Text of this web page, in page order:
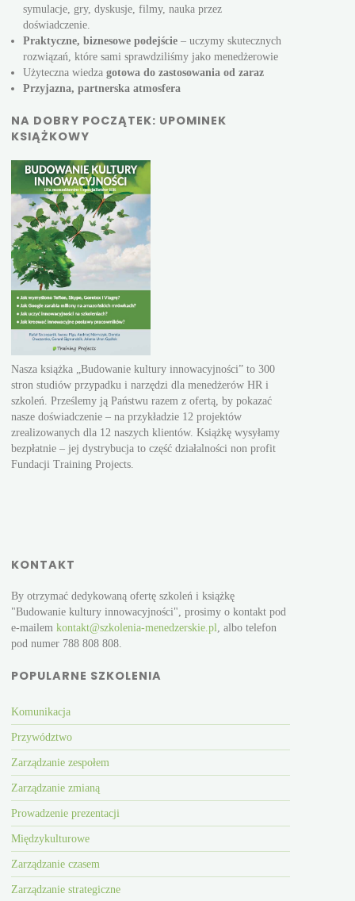
symulacje, gry, dyskusje, filmy, nauka przez
doświadczenie.
Praktyczne, biznesowe podejście – uczymy skutecznych
rozwiązań, które sami sprawdziliśmy jako menedżerowie
Użyteczna wiedzagotowa do zastosowania od zaraz
Przyjazna, partnerska atmosfera
NA DOBRY POCZĄTEK: UPOMINEK
KSIĄŻKOWY
Nasza książka „Budowanie kultury innowacyjności” to 300
stron studiów przypadku i narzędzi dla menedżerów HR i
szkoleń. Prześlemy ją Państwu razem z ofertą, by pokazać
nasze doświadczenie – na przykładzie 12 projektów
zrealizowanych dla 12 naszych klientów. Książkę wysyłamy
bezpłatnie – jej dystrybucja to część działalności non profit
Fundacji Training Projects.
KONTAKT
By otrzymać dedykowaną ofertę szkoleń i książkę
"Budowanie kultury innowacyjności", prosimy o kontakt pod
e-mailemkontakt@szkolenia-menedzerskie.pl, albo telefon
pod numer 788 808 808.
POPULARNE SZKOLENIA
Komunikacja
Przywództwo
Zarządzanie zespołem
Zarządzanie zmianą
Prowadzenie prezentacji
Międzykulturowe
Zarządzanie czasem
Zarządzanie strategiczne